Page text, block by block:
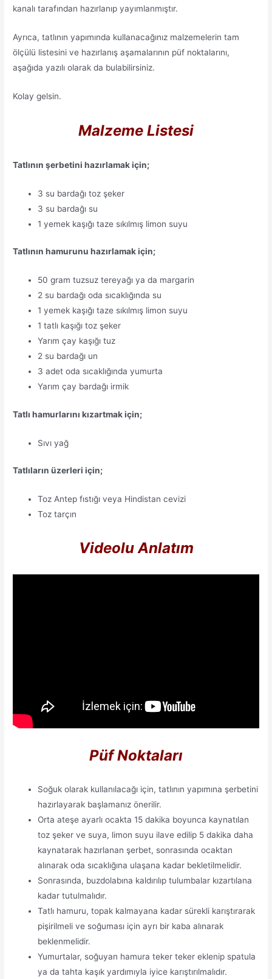
kanalı tarafından hazırlanıp yayımlanmıştır.
Ayrıca, tatlının yapımında kullanacağınız malzemelerin tam
ölçülü listesini ve hazırlanış aşamalarının püf noktalarını,
aşağıda yazılı olarak da bulabilirsiniz.
Kolay gelsin.
Malzeme Listesi
Tatlının şerbetini hazırlamak için;
3 su bardağı toz şeker
3 su bardağı su
1 yemek kaşığı taze sıkılmış limon suyu
Tatlının hamurunu hazırlamak için;
50 gram tuzsuz tereyağı ya da margarin
2 su bardağı oda sıcaklığında su
1 yemek kaşığı taze sıkılmış limon suyu
1 tatlı kaşığı toz şeker
Yarım çay kaşığı tuz
2 su bardağı un
3 adet oda sıcaklığında yumurta
Yarım çay bardağı irmik
Tatlı hamurlarını kızartmak için;
Sıvı yağ
Tatlıların üzerleri için;
Toz Antep fıstığı veya Hindistan cevizi
Toz tarçın
Videolu Anlatım
Püf Noktaları
Soğuk olarak kullanılacağı için, tatlının yapımına şerbetini
hazırlayarak başlamanız önerilir.
Orta ateşe ayarlı ocakta 15 dakika boyunca kaynatılan
toz şeker ve suya, limon suyu ilave edilip 5 dakika daha
kaynatarak hazırlanan şerbet, sonrasında ocaktan
alınarak oda sıcaklığına ulaşana kadar bekletilmelidir.
Sonrasında, buzdolabına kaldırılıp tulumbalar kızartılana
kadar tutulmalıdır.
Tatlı hamuru, topak kalmayana kadar sürekli karıştırarak
pişirilmeli ve soğuması için ayrı bir kaba alınarak
beklenmelidir.
Yumurtalar, soğuyan hamura teker teker eklenip spatula
ya da tahta kaşık yardımıyla iyice karıştırılmalıdır.